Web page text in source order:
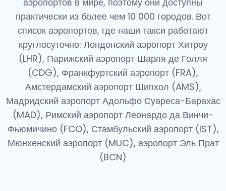
практически из более чем 10 000 городов. Вот
список аэропортов, где наши такси работают
круглосуточно: Лондонский аэропорт Хитроу
(LHR), Парижский аэропорт Шарля де Голля
(CDG), Франкфуртский аэропорт (FRA),
Амстердамский аэропорт Шипхол (AMS),
Мадридский аэропорт Адольфо Суареса-Барахас
(MAD), Римский аэропорт Леонардо да Винчи-
Фьюмичино (FCO), Стамбульский аэропорт (IST),
Мюнхенский аэропорт (MUC), аэропорт Эль Прат
(BCN)